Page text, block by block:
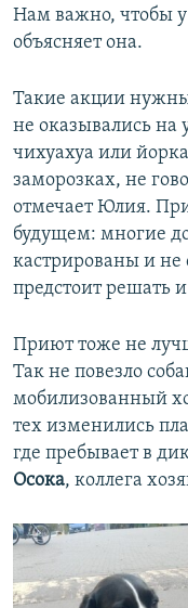
Нам важно, чтобы
объясняет она.
Такие акции
не оказывались
чихуахуа или
заморозках, не
отмечает Юлия.
будущем: многие
кастрированы и не
предстоит решать
Приют тоже не
Так не повезло
мобилизованный
тех изменились
где пребывает в
Осока, коллега